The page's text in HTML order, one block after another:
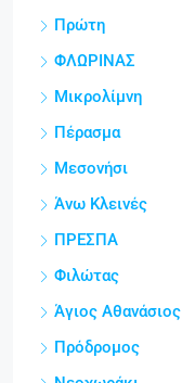
Πρώτη
ΦΛΩΡΙΝΑΣ
Μικρολίμνη
Πέρασμα
Μεσονήσι
Άνω Κλεινές
ΠΡΕΣΠΑ
Φιλώτας
Άγιος Αθανάσιος
Πρόδρομος